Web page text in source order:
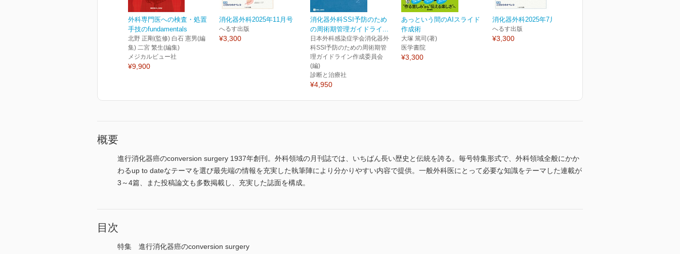
外科専門医への検査・処置
手技のfundamentals
北野 正剛(監修) 白石 憲男(編
集) 二宮 繁生(編集)
メジカルビュー社
¥9,900
消化器外科2025年11月号
へるす出版
¥3,300
消化器外科SSI予防のため
の周術期管理ガイドライ...
日本外科感染症学会消化器外
科SSI予防のための周術期管
理ガイドライン作成委員会
(編)
診断と治療社
¥4,950
あっという間のAIスライド
作成術
大塚 篤司(著)
医学書院
¥3,300
消化器外科2025年7月号
へるす出版
¥3,300
概要
進行消化器癌のconversion surgery 1937年創刊。外科領域の月刊誌では、いちばん長い歴史と伝統を誇る。毎号特集形式で、外科領域全般にかか
わるup to dateなテーマを選び最先端の情報を充実した執筆陣により分かりやすい内容で提供。一般外科医にとって必要な知識をテーマした連載が
3～4篇、また投稿論文も多数掲載し、充実した誌面を構成。
目次
特集 進行消化器癌のconversion surgery